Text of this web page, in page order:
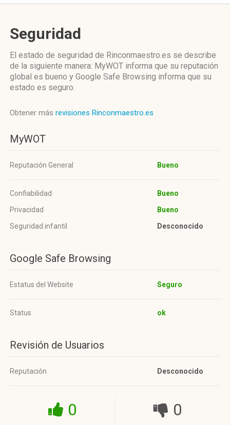
Seguridad
El estado de seguridad de Rinconmaestro.es se describe
de la siguiente manera: MyWOT informa que su reputación
global es bueno y Google Safe Browsing informa que su
estado es seguro.
Obtener más revisiones Rinconmaestro.es
MyWOT
Reputación General Bueno
Confiabilidad
Bueno
Privacidad
Bueno
Seguridad infantil
Desconocido
Google Safe Browsing
Estatus del Website Seguro
Status ok
Revisión de Usuarios
Reputación Desconocido
0 0